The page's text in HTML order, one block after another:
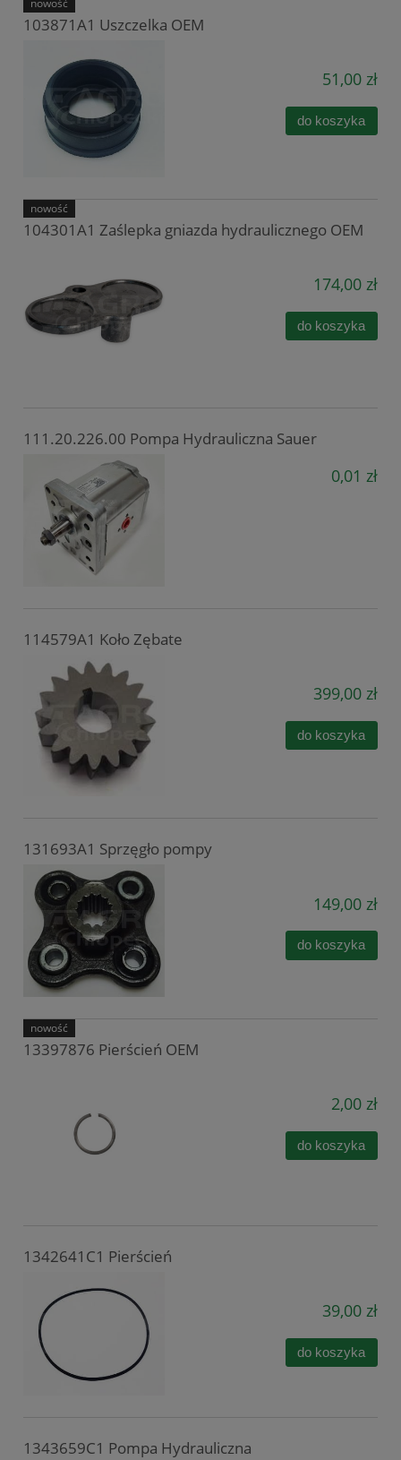
103871A1 Uszczelka OEM
51,00 zł
do koszyka
nowość
104301A1 Zaślepka gniazda hydraulicznego OEM
174,00 zł
do koszyka
nowość
111.20.226.00 Pompa Hydrauliczna Sauer
0,01 zł
114579A1 Koło Zębate
399,00 zł
do koszyka
131693A1 Sprzęgło pompy
149,00 zł
do koszyka
13397876 Pierścień OEM
2,00 zł
do koszyka
nowość
1342641C1 Pierścień
39,00 zł
do koszyka
1343659C1 Pompa Hydrauliczna